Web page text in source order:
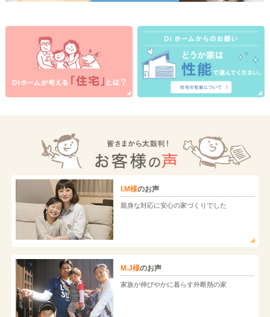
I.M様のお声
親身な対応に安心の家づくりでした
M.J様のお声
家族が伸びやかに暮らす外断熱の家